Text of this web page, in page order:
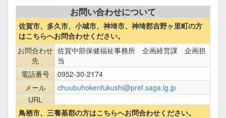
お問い合わせについて
佐賀市、多久市、小城市、神埼市、神埼郡吉野ヶ里町の方
はこちらへお問合わせください。
お問合わせ
先
佐賀中部保健福祉事務所 企画経営課 企画担
当
電話番号
0952-30-2174
メール
chuubuhokenfukushi@pref.saga.lg.jp
URL
鳥栖市、三養基郡の方はこちらへお問合わせください。